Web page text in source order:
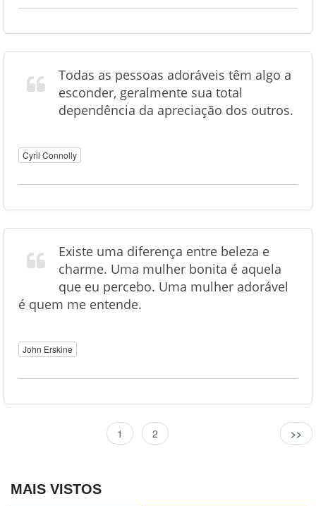
Todas as pessoas adoráveis ​​têm algo a
esconder, geralmente sua total
dependência da apreciação dos outros.
Cyril Connolly
Existe uma diferença entre beleza e
charme. Uma mulher bonita é aquela
que eu percebo. Uma mulher adorável
é quem me entende.
John Erskine
1 2 >>
MAIS VISTOS